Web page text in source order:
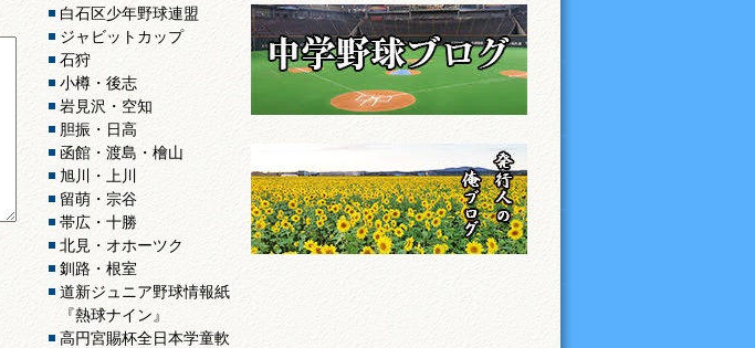
白石区少年野球連盟
ジャビットカップ
石狩
小樽・後志
岩見沢・空知
胆振・日高
函館・渡島・檜山
旭川・上川
留萌・宗谷
帯広・十勝
北見・オホーツク
釧路・根室
道新ジュニア野球情報紙
『熱球ナイン』
高円宮賜杯全日本学童軟